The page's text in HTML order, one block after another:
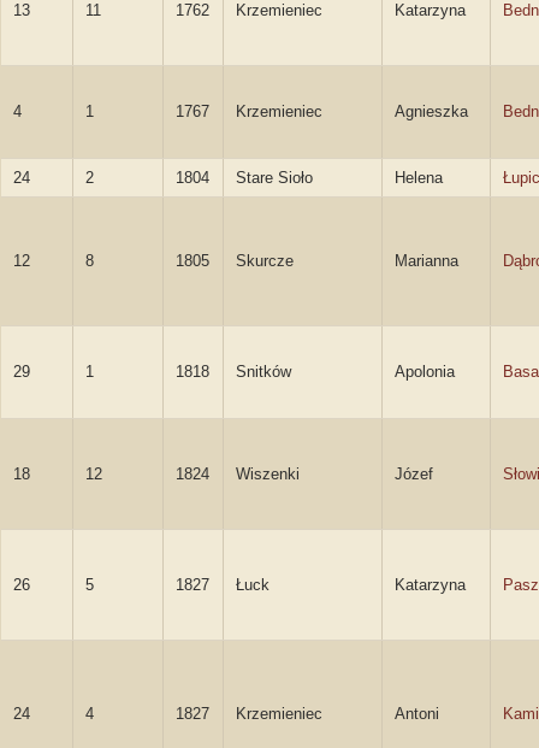
13 11 1762 Krzemieniec Katarzyna
4 1 1767 Krzemieniec Agnieszka
24 2 1804 Stare Sioło Helena
12 8 1805 Skurcze Marianna
29 1 1818 Snitków Apolonia
18 12 1824 Wiszenki Józef
26 5 1827 Łuck Katarzyna
24 4 1827 Krzemieniec Antoni